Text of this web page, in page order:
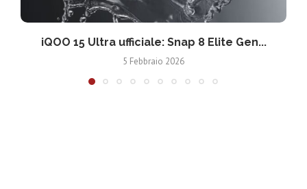
iQOO 15 Ultra ufficiale: Snap 8 Elite Gen...
5 Febbraio 2026